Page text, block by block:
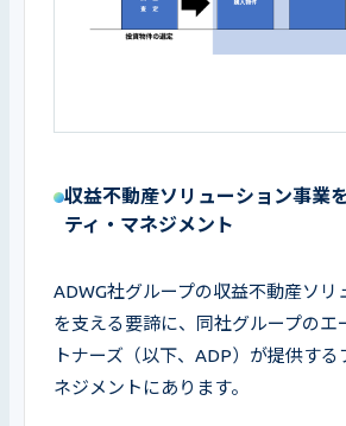
収益不動産ソリューション事業
ティ・マネジメント
ADWG社グループの収益不動産ソリ
を支える要諦に、同社グループのエ
トナーズ（以下、ADP）が提供する
ネジメントにあります。